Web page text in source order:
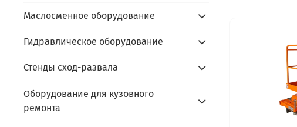
Маслосменное оборудование
Гидравлическое оборудование
Стенды сход-развала
Оборудование для кузовного
ремонта